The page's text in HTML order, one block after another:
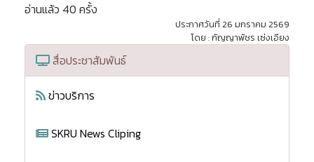
อ่านแล้ว 40 ครั้ง
ประกาศวันที่ 26 มกราคม 2569
โดย : กัญญาพัชร เซ่งเอียง
สื่อประชาสัมพันธ์
ข่าวบริการ
SKRU News Cliping